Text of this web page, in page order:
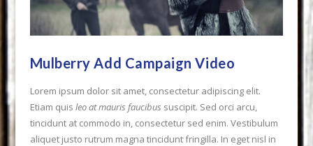
Mulberry Add Campaign Video
Lorem ipsum dolor sit amet, consectetur adipiscing elit.
Etiam quis leo at mauris faucibus suscipit. Sed orci arcu,
tincidunt at commodo in, consectetur sed enim. Vestibulum
aliquet justo rutrum magna tincidunt fringilla. In eget nisl in